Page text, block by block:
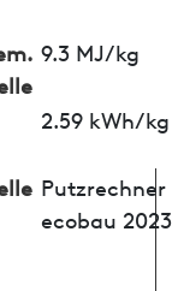
9.3 MJ/kg
2.59 kWh/kg
Putzrechner
ecobau 2023